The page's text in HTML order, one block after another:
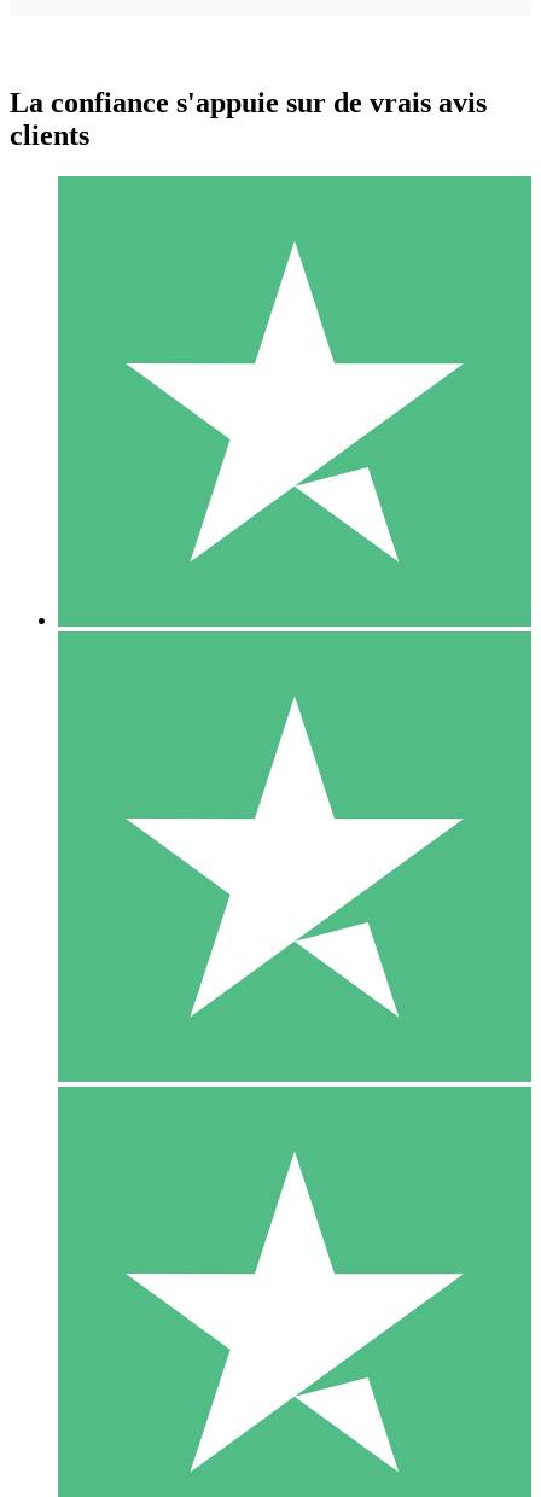
Packs de Crédits Individuels
Payez à l'utilisation avec des crédits de téléchargement. Sans
1 Téléchargement
10 00
10 Téléchargements
20 00
La confiance s'appuie sur de vrais avis
clients